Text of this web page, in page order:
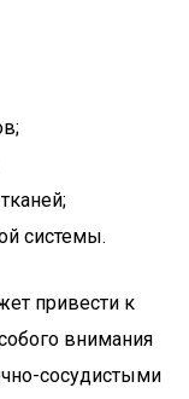
системы.
привести к
внимания
сосудистыми